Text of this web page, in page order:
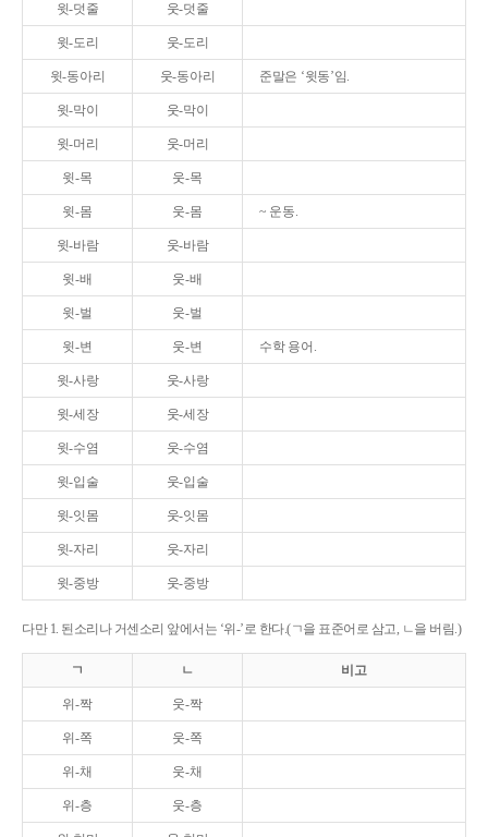
윗-덧줄 웃-덧줄
윗-도리 웃-도리
윗-동아리 웃-동아리 준말은 ‘윗동’임.
윗-막이 웃-막이
윗-머리 웃-머리
윗-목 웃-목
윗-몸 웃-몸 ~ 운동.
윗-바람 웃-바람
윗-배 웃-배
윗-벌 웃-벌
윗-변 웃-변 수학 용어.
윗-사랑 웃-사랑
윗-세장 웃-세장
윗-수염 웃-수염
윗-입술 웃-입술
윗-잇몸 웃-잇몸
윗-자리 웃-자리
윗-중방 웃-중방
다만 1. 된소리나 거센소리 앞에서는 ‘위-’로 한다.(ㄱ을 표준어로 삼고, ㄴ을 버림.)
ㄱ ㄴ 비고
위-짝 웃-짝
위-쪽 웃-쪽
위-채 웃-채
위-층 웃-층